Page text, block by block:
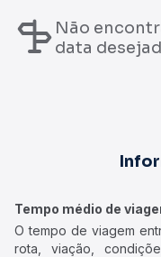
Não
data
Tempo médio de
O tempo de viagem
rota, viação,